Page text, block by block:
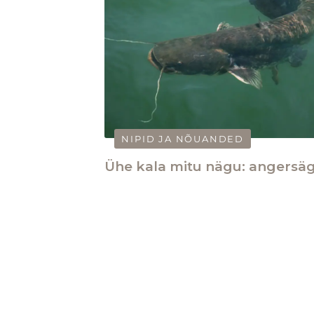
NIPID JA NÕUANDED
Ühe kala mitu nägu: